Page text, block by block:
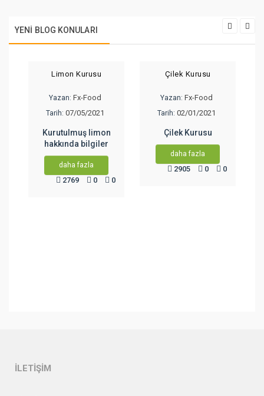
YENI BLOG KONULARI
Limon Kurusu
Yazan: Fx-Food
Tarih: 07/05/2021
Kurutulmuş limon
hakkında bilgiler
daha fazla
2769 0 0
Çilek Kurusu
Yazan: Fx-Food
Tarih: 02/01/2021
Çilek Kurusu
daha fazla
2905 0 0
İLETIŞIM